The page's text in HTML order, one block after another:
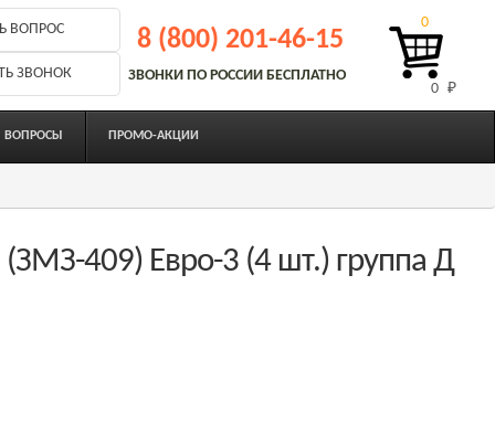
ВОПРОС
ЗВОНОК
8 (800) 201-46-15
ЗВОНКИ ПО РОССИИ БЕСПЛАТНО
0 ₽
0
ВОПРОСЫ ПРОМО-АКЦИИ
409) Евро-3 (4 шт.) группа Д